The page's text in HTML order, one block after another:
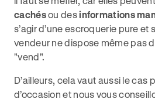
cachésou desinformations
s’agir d’une escroquerie pure et
vendeur ne dispose même pas
"vend".
D’ailleurs, cela vaut aussi le cas
d’occasion et nous vous